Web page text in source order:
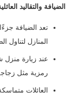
الضيافة والتقاليد
تعد الضيافة
المنازل لتناول
عند زيارة منزل
رمزية مثل زجاجة
العائلات